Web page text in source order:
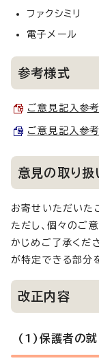
ファクシミリ
電子メール
参考様式
ご意見記入参
ご意見記入参
意見の取り扱
お寄せいただいた
ただし、個々のご
かじめご了承くだ
が特定できる部分
改正内容
(1)保護者の就